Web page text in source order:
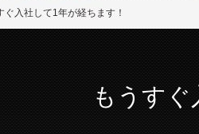
プ レガロ】- 大阪・福島区の美容室
ぐ入社して1年が経ちます！
もうすぐ